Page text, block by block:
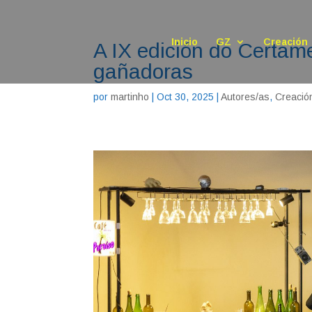
Inicio GZ Creación
A IX edición do
gañadoras
pormartinho |Oct 30, 2025 |Autores/as,